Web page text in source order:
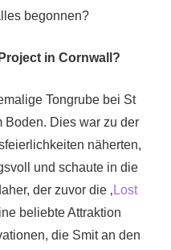
begonnen?
in Cornwall?
Tongrube bei St
Dies war zu der
näherten,
und schaute in die
der zuvor die ‚ Lost
beliebte Attraktion
die Smit an den